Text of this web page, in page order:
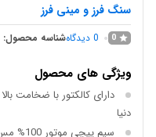
سنگ فرز و مینی فرز
0
0 دیدگاهشناسه محصول:
ویژگی های محصول
دنیا
سیم پیچی موتور 100% مس و دارای تحمل حرارت تا 220 درجه